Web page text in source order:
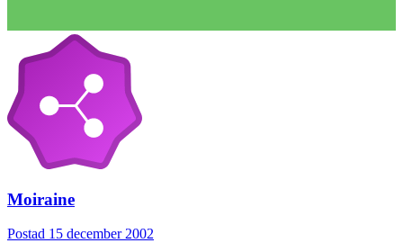
Moiraine
Postad 15 december 2002